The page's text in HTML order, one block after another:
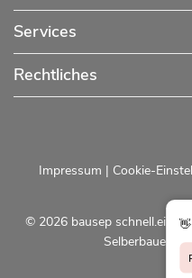
Services
Rechtliches
© 2026 bausep
Selberbauer
Impressum | Cookie-